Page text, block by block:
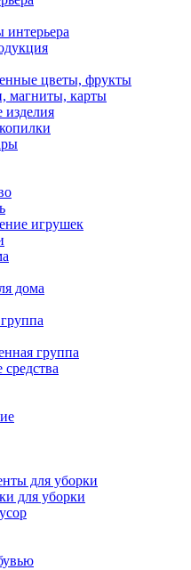
цветы, фрукты
магниты, карты
изделия
игрушек
дома
группа
для уборки
для уборки